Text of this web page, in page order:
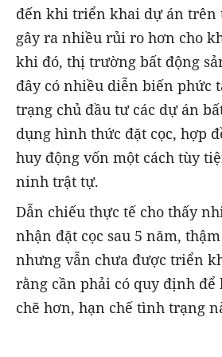
đến khi triển khai dự án trên
gây ra nhiều rủi ro hơn cho
khi đó, thị trường bất động
đây có nhiều diễn biến phức
trạng chủ đầu tư các dự án
dụng hình thức đặt cọc, hợp
huy động vốn một cách tùy
ninh trật tự.
Dẫn chiếu thực tế cho thấy
nhận đặt cọc sau 5 năm,
nhưng vẫn chưa được triển
rằng cần phải có quy định để
chẽ hơn, hạn chế tình trạng